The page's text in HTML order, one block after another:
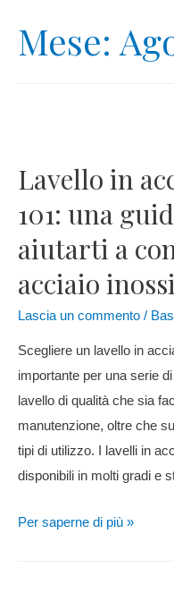
Mese:
Lavello in
101: una
aiutarti a
acciaio
Lascia un commento /
Scegliere un lavello in
importante per una serie
lavello di qualità che sia
manutenzione, oltre che
tipi di utilizzo. I lavelli in
disponibili in molti gradi e
Per saperne di più »